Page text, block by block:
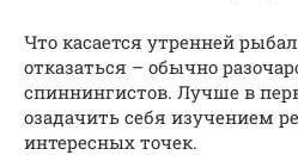
Что касается утренней
отказаться – обычно
спиннингистов. Лучше в
озадачить себя изучением
интересных точек.